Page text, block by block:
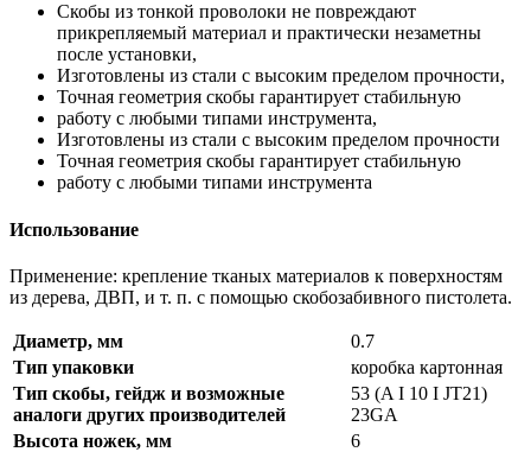
Скобы из тонкой проволоки не повреждают
прикрепляемый материал и практически незаметны
после установки,
Изготовлены из стали с высоким пределом прочности,
Точная геометрия скобы гарантирует стабильную
работу с любыми типами инструмента,
Изготовлены из стали с высоким пределом прочности
Точная геометрия скобы гарантирует стабильную
работу с любыми типами инструмента
Использование
Применение: крепление тканых материалов к поверхностям
из дерева, ДВП, и т. п. с помощью скобозабивного пистолета.
Диаметр, мм
0.7
Тип упаковки
коробка картонная
Тип скобы, гейдж и возможные
аналоги других производителей
53 (A I 10 I JT21)
23GA
Высота ножек, мм
6